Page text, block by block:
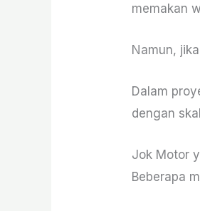
memakan
Namun,
Dalam
dengan
Jok Motor
Beberapa